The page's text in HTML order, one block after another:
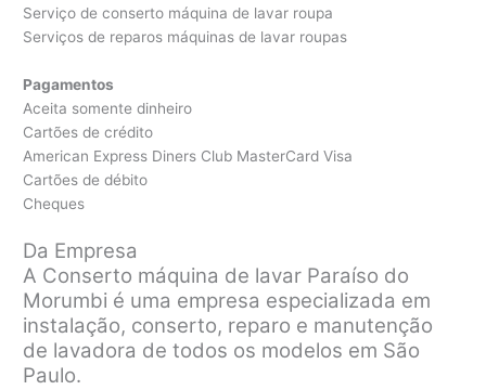
Serviço de conserto máquina de lavar roupa
Serviços de reparos máquinas de lavar roupas
Pagamentos
Aceita somente dinheiro
Cartões de crédito
American Express Diners Club MasterCard Visa
Cartões de débito
Cheques
Da Empresa
A Conserto máquina de lavar Paraíso do
Morumbi é uma empresa especializada em
instalação, conserto, reparo e manutenção
de lavadora de todos os modelos em São
Paulo.